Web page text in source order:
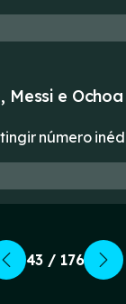
Messi e
número
43 / 176